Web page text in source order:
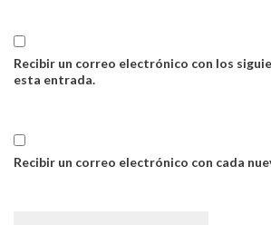
Recibir un correo electrónico con los
esta entrada.
Recibir un correo electrónico con cada